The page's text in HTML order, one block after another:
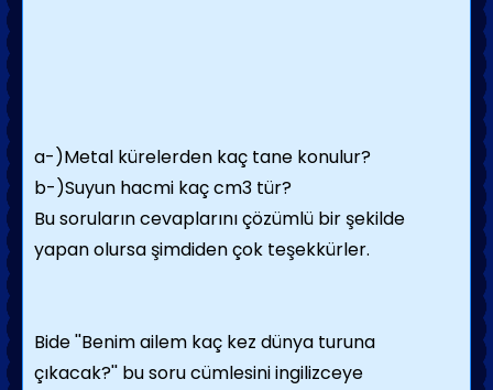
a-)Metal kürelerden kaç tane konulur?
b-)Suyun hacmi kaç cm3 tür?
Bu soruların cevaplarını çözümlü bir şekilde
yapan olursa şimdiden çok teşekkürler.
Bide ''Benim ailem kaç kez dünya turuna
çıkacak?'' bu soru cümlesini ingilizceye